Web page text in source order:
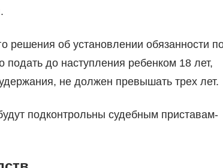
решения об установлении обязанности
до наступления ребенком 18 лет,
не должен превышать трех лет.
подконтрольны судебным приставам-